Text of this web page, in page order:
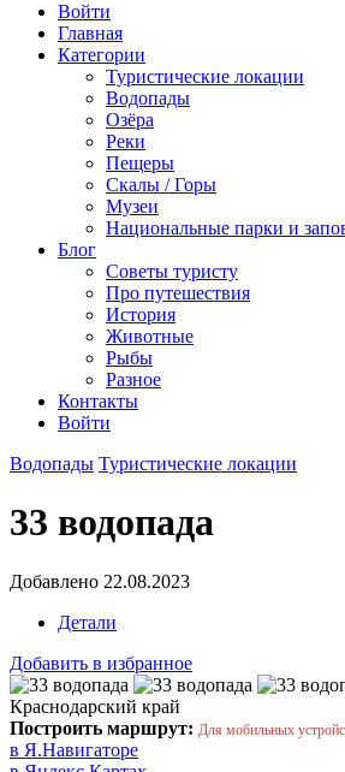
Войти
Главная
Категории
Туристические локации
Водопады
Озёра
Реки
Пещеры
Скалы / Горы
Музеи
Национальные парки и
Блог
Советы туристу
Про путешествия
История
Животные
Рыбы
Разное
Контакты
Войти
Водопады Туристические локации
33 водопада
Добавлено 22.08.2023
Детали
Добавить в избранное
Краснодарский край
Построить маршрут: Для мобильных
в Я.Навигаторе